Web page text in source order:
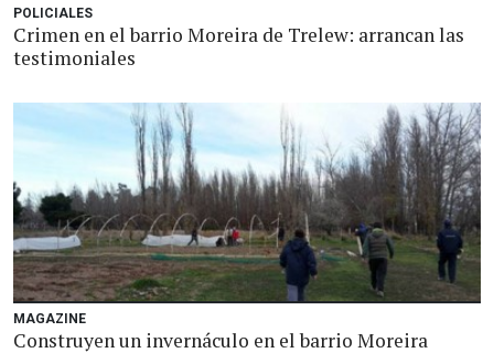
POLICIALES
Crimen en el barrio Moreira de Trelew: arrancan las
testimoniales
MAGAZINE
Construyen un invernáculo en el barrio Moreira